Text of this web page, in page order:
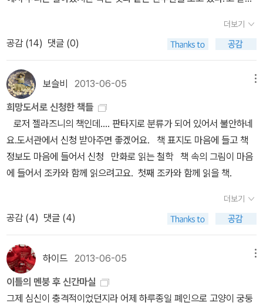
분이 읽어주었네요.스티븐킹의 특유의 심리 공포감을 느꼈던 책입니
다. 제가 읽은 책은 붉은 표지의 책인데, 영화로 다시 리메이크 되면
서 책 표지가 바뀌어 출간되어 기존의 표지들이 절판되었네요. 이 표
지도 좀 섬뜻한것이 영화를 봐야할까... 고민하게 합니다.^^ '캐리'는 1
974년에 출간된 스티븐 킹의 첫작품이랍니다. 이 책이 40년전의 책
이라니 믿기지 않을만큼, 지금 읽어도 재미있어요. 영화로 보고 드
라마로도 보고 책으로도 이미 읽어서 내용을 아는데도, 원서로 다시
읽고 들으니 또 다시 새롭네요. 여러번 읽어도 여전히 재미있는 책이
븐킹의 책을 '듀마키'와 '11/22/63'과 함께 5편의 책을 읽었네요.201
4년에도 스티븐킹의 또다른 책들이 즐겁게 기다리고 있어서 좋아요.
까..이 시리즈가 다른 시리즈들처럼 번역될지 의문이지만, 재미있게
읽었어요. 댄 브라운은 '다빈치 코드'가 가장 갑인듯. 굉장히 힘들
었던 책. 다 읽고 나서 마치 극기 훈련갔다온 느낌이 들었던 책이었어
요.제 정신을 갈갈이 찢어놓은 책이긴합니다. 공포 단편집. 마음에
최신간인 <공간적 사유>가 나왔다. 발터 벤야민부터 폴 비릴리오까
지 자신의 철학에서 공간이론을 제시한 유수의 학자들에 대해 다뤘
다. <오끼나와, 구조적 차별과 저항의 현장>은 일본의 '섬'으로 인식
되는 오키나와에 대한 차별의 정치학이다. 이 주에 민주주의
에 관한 책이 몇 권 나와서 사회과학서를 먼저 올린김에 같이 올려둔
다. 최장집의 민주주의론에 대해 다른 학자들이 연구한 <최장집의 한
국 민주주의론>과 한 정치학자의 한국 민주주의에 대한 연구서인 <
한국 민주주의의 도전과 극복> <한국 민주주의의 위기와 전망>이 나
왔다. 한국 민주주의에 관한 식견을 넓혀보는 계기가 되자.
<분류의 원시적 형태들>은 얇지만 제목 때문에 쉽사리 다가
서기 힘든 책이다. 뭔가 어려울 것 같고 그렇다. 뒤르켐과 마르셀 모스
의 글이 들어가있는 사회학 책이다. <음란과 혁명>은 '풍기문란에 대
다. 내용은 이제까지 내가 접해보지 못한 내용이라 재미있다. <역사
가 사라져 갈 때>는 '역사적 진실'인 '팩트'의 중요성에 대해 다시금 설
파하는 책이다. 서양의 저명한 사학자 세 명이 뭉쳤는데 모르는 사람
들이다. 허허. 몇 년 전까지 임마누엘 윌러스틴이라고 불렸
더보기
공감 (14) 댓글 (0)
보슬비 2013-06-05
희망도서로 신청한 책들
로저 젤라즈니의 책인데.... 판타지로 분류가 되어 있어서 불안하네
요.도서관에서 신청 받아주면 좋겠어요. 책 표지도 마음에 들고 책
정보도 마음에 들어서 신청 만화로 읽는 철학 책 속의 그림이 마음
에 들어서 조카와 함께 읽으려고요. 첫째 조카와 함께 읽을 책.
더보기
공감 (4) 댓글 (4)
하이드 2013-06-05
이틀의 멘붕 후 신간마실
그제 심신이 충격적이었던지라 어제 하루종일 폐인으로 고양이 궁둥